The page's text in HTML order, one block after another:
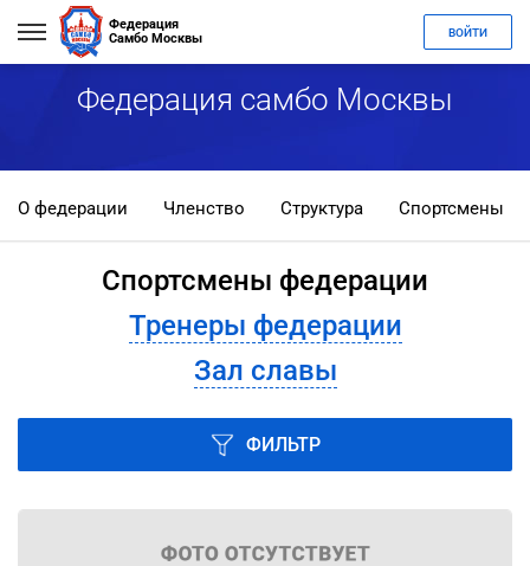
Федерация
Самбо Москвы
ВОЙТИ
Федерация самбо Москвы
О федерации Членство Структура Спортсмены
Спортсмены федерации
Тренеры федерации
Зал славы
ФИЛЬТР